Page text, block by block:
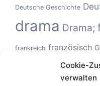
Cookie-
verwalten
Deutsche Geschichte
drama Drama;
frankreich französisch
Kinoerlebnis